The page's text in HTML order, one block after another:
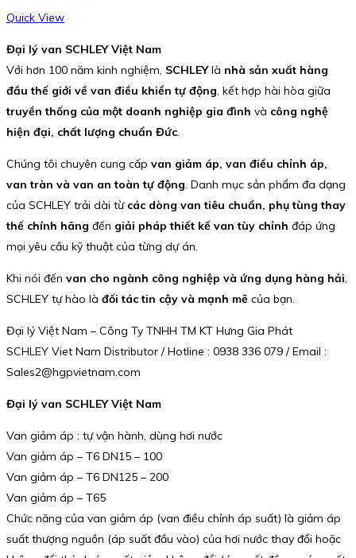
Quick View
Đại lý van SCHLEY Việt Nam
Với hơn 100 năm kinh nghiệm, SCHLEYlà nhà sản xuất hàng
đầu thế giới về van điều khiển tự động, kết hợp hài hòa giữa
truyền thống của một doanh nghiệp gia đình và công nghệ
hiện đại, chất lượng chuẩn Đức.
Chúng tôi chuyên cung cấp van giảm áp, van điều chỉnh áp,
van tràn và van an toàn tự động. Danh mục sản phẩm đa dạng
của SCHLEY trải dài từ các dòng van tiêu chuẩn, phụ tùng thay
thế chính hãng đến giải pháp thiết kế van tùy chỉnh đáp ứng
mọi yêu cầu kỹ thuật của từng dự án.
Khi nói đến van cho ngành công nghiệp và ứng dụng hàng hải,
SCHLEY tự hào là đối tác tin cậy và mạnh mẽ của bạn.
Đại lý Việt Nam – Công Ty TNHH TM KT Hưng Gia Phát
SCHLEY Viet Nam Distributor / Hotline : 0938 336 079 / Email :
Sales2@hgpvietnam.com
Đại lý van SCHLEY Việt Nam
Van giảm áp : tự vận hành, dùng hơi nước
Van giảm áp – T6 DN15 – 100
Van giảm áp – T6 DN125 – 200
Van giảm áp – T65
Chức năng của van giảm áp (van điều chỉnh áp suất) là giảm áp
suất thượng nguồn (áp suất đầu vào) của hơi nước thay đổi hoặc